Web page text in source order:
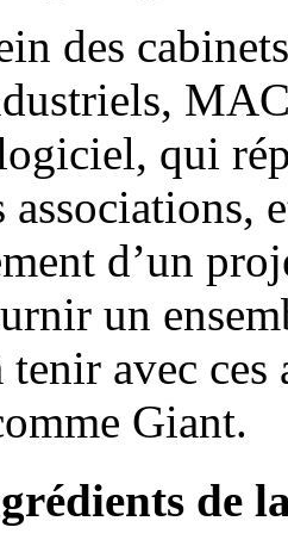
des
qui
associations,
d’un
un
avec
Giant.
de